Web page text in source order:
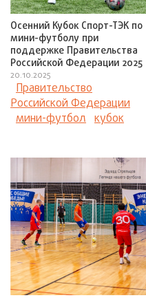
Осенний Кубок Спорт-ТЭК по
мини-футболу при
поддержке Правительства
Российской Федерации 2025
20.10.2025
Правительство
Российской Федерации
мини-футбол кубок